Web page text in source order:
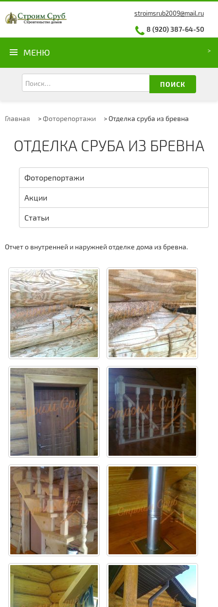
stroimsrub2009@mail.ru
8 (920) 387-64-50
МЕНЮ
ПОИСК
Главная >Фоторепортажи >Отделка сруба из бревна
ОТДЕЛКА СРУБА ИЗ БРЕВНА
Фоторепортажи
Акции
Статьи
Отчет о внутренней и наружней отделке дома из бревна.